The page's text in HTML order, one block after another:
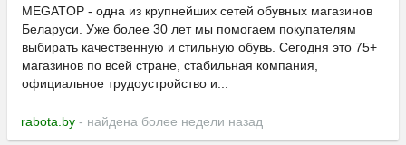
MEGATOP - одна из крупнейших сетей обувных магазинов
Беларуси. Уже более 30 лет мы помогаем покупателям
выбирать качественную и стильную обувь. Сегодня это 75+
магазинов по всей стране, стабильная компания,
официальное трудоустройство и...
rabota.by - найдена более недели назад